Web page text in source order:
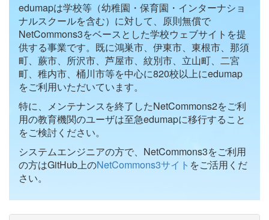
edumapは学校等（幼稚園・保育園・インターナショ
ナルスクールを含む）に対して、原則無償で
NetCommons3をベースとした学校ウェブサイトを提
供する事業です。既に鴻巣市、伊東市、東根市、那須
町、蕨市、所沢市、芦屋市、紋別市、立山町、二宮
町、稚内市、桶川市等を中心に820校以上にedumap
をご利用いただいています。
特に、メンテナンスを終了したNetCommons2をご利
用の教育機関のユーザは至急edumapに移行すること
をご検討ください。
システムエンジニアの方で、NetCommons3をご利用
の方はGitHub上のNetCommons3サイト をご活用くだ
さい。